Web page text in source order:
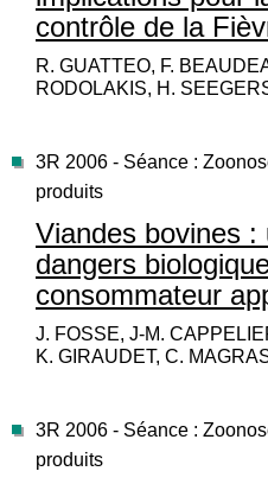
contrôle de la
R. GUATTEO, F.
RODOLAKIS, H.
3R 2006 - Séance :
produits
Viandes bovines :
dangers
consommateur
J. FOSSE, J-M.
K. GIRAUDET, C.
3R 2006 - Séance :
produits